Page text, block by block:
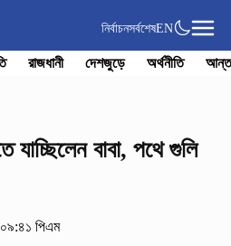
নির্বাচনসর্বশেষEN
রাজধানী দেশজুড়ে অর্থনীতি
যাচ্ছিলেন বাবা, পথে গুলি
পিএম